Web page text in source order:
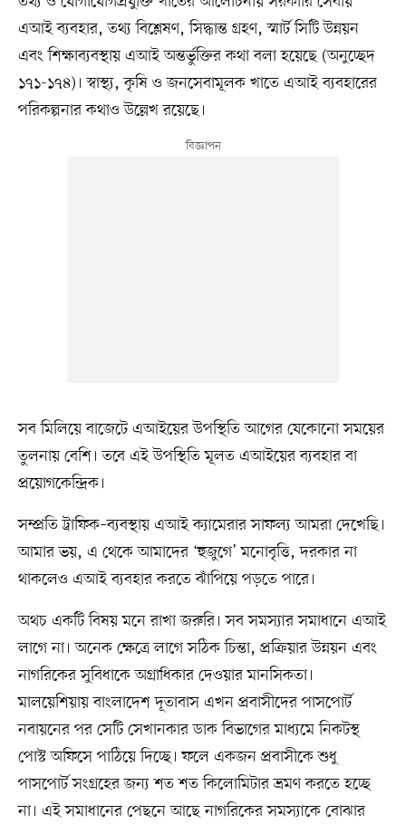
এআই ব্যবহার, তথ্য বিশ্লেষণ, সিদ্ধান্ত গ্রহণ, স্মার্ট সিটি উন্নয়ন
এবং শিক্ষাব্যবস্থায় এআই অন্তর্ভুক্তির কথা বলা হয়েছে (অনুচ্ছেদ
১৭১-১৭৪)। স্বাস্থ্য, কৃষি ও জনসেবামূলক খাতে এআই ব্যবহারের
পরিকল্পনার কথাও উল্লেখ রয়েছে।
সব মিলিয়ে বাজেটে এআইয়ের উপস্থিতি আগের যেকোনো সময়ের
তুলনায় বেশি। তবে এই উপস্থিতি মূলত এআইয়ের ব্যবহার বা
প্রয়োগকেন্দ্রিক।
সম্প্রতি ট্রাফিক–ব্যবস্থায় এআই ক্যামেরার সাফল্য আমরা দেখেছি।
আমার ভয়, এ থেকে আমাদের ‘হুজুগে’ মনোবৃত্তি, দরকার না
থাকলেও এআই ব্যবহার করতে ঝাঁপিয়ে পড়তে পারে।
অথচ একটি বিষয় মনে রাখা জরুরি। সব সমস্যার সমাধানে এআই
লাগে না। অনেক ক্ষেত্রে লাগে সঠিক চিন্তা, প্রক্রিয়ার উন্নয়ন এবং
নাগরিকের সুবিধাকে অগ্রাধিকার দেওয়ার মানসিকতা।
মালয়েশিয়ায় বাংলাদেশ দূতাবাস এখন প্রবাসীদের পাসপোর্ট
নবায়নের পর সেটি সেখানকার ডাক বিভাগের মাধ্যমে নিকটস্থ
পোস্ট অফিসে পাঠিয়ে দিচ্ছে। ফলে একজন প্রবাসীকে শুধু
পাসপোর্ট সংগ্রহের জন্য শত শত কিলোমিটার ভ্রমণ করতে হচ্ছে
না। এই সমাধানের পেছনে আছে নাগরিকের সমস্যাকে বোঝার